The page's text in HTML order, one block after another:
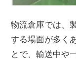
物流倉庫では、
する場面が多く
とで、輸送中や